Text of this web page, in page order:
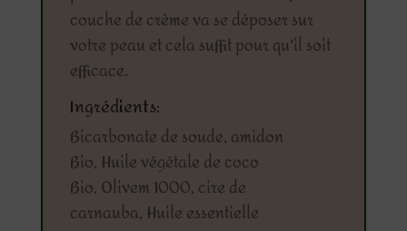
couche de crème va se déposer sur
votre peau et cela suffit pour qu'il soit
efficace.
Ingrédients:
Bicarbonate de soude, amidon
Bio, Huile végétale de coco
Bio, Olivem 1000, cire de
carnauba, Huile essentielle